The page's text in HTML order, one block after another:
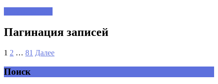
Пагинация записей
1 2 … 81 Далее
Поиск